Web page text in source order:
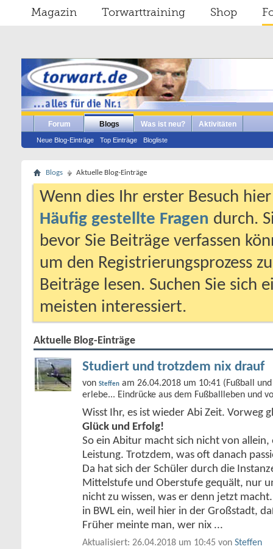
Magazin Torwarttraining Shop
Forum Blogs
Neue Blog-Einträge Top Einträge Blogliste
Was ist neu? Aktivitäten
Blogs Aktuelle Blog-Einträge
Wenn dies Ihr erster Besuch
Häufig gestellte Fragen durch.
bevor Sie Beiträge verfassen
um den Registrierungsprozess
Beiträge lesen. Suchen Sie sich
meisten interessiert.
Aktuelle Blog-Einträge
Studiert und trotzdem nix drauf
von Steffen am 26.04.2018 um 10:41 (Fußball
erlebe... Eindrücke aus dem Fußballleben und
Wisst Ihr, es ist wieder Abi Zeit. Vorweg
Glück und Erfolg!
So ein Abitur macht sich nicht von allein,
Leistung. Trotzdem, was oft danach
Da hat sich der Schüler durch die
Mittelstufe und Oberstufe gequält, nur
nicht zu wissen, was er denn jetzt
in BWL ein, weil hier in der Großstadt,
Früher meinte man, wer nix ...
Aktualisiert: 26.04.2018 um 10:45 von Steffen